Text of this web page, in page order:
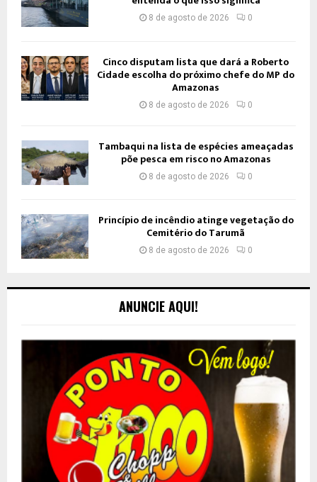
8 de agosto de 2026 0
Cinco disputam lista que dará a Roberto
Cidade escolha do próximo chefe do MP do
Amazonas
8 de agosto de 2026 0
Tambaqui na lista de espécies ameaçadas
põe pesca em risco no Amazonas
8 de agosto de 2026 0
Princípio de incêndio atinge vegetação do
Cemitério do Tarumã
8 de agosto de 2026 0
ANUNCIE AQUI!